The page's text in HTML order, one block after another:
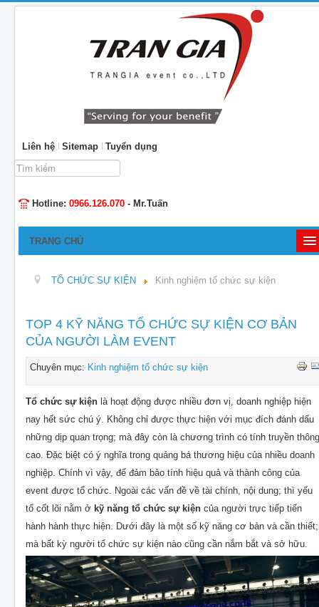
Liên hệ Sitemap
Tuyển dụng
Tìm
kiếm...
Hotline: 0966.126.070 - Mr.Tuấn
TRANG CHỦ
CHO THUÊ THIẾT BỊ SỰ KIỆN
THIẾT KẾ
THI CÔNG - LẮP ĐẶT THIẾT BỊ
TỔ CHỨC SỰ KIỆN Kinh nghiệm tổ chức sự kiện
TOP 4 KỸ NĂNG TỔ CHỨC SỰ KIỆN CƠ BẢN
CỦA NGƯỜI LÀM EVENT
Chuyên mục: Kinh nghiệm tổ chức sự kiện
Tổ chức sự kiện là hoạt động được nhiều đơn vị, doanh nghiệp hiện
nay hết sức chú ý. Không chỉ được thực hiện với mục đích đánh dấu
những dịp quan trọng; mà đây còn là chương trình có tính truyền thông
cao. Đặc biệt có ý nghĩa trong quảng bá thương hiệu của nhiều doanh
nghiệp. Chính vì vậy, để đảm bảo tính hiệu quả và thành công của
event được tổ chức. Ngoài các vấn đề về tài chính, nội dung; thì yếu
tố cốt lõi nằm ở kỹ năng tổ chức sự kiện của người trực tiếp tiến
hành hành thực hiện. Dưới đây là một số kỹ năng cơ bản và cần thiết;
mà bất kỳ người tổ chức sự kiện nào cũng cần nắm bắt và sở hữu.